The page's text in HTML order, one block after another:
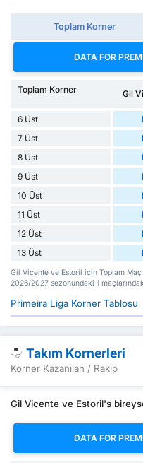
Toplam Korner
DATA FOR
Toplam Korner Gil
6 Üst
7 Üst
8 Üst
9 Üst
10 Üst
11 Üst
12 Üst
13 Üst
Gil Vicente ve Estoril için Toplam Maç
2026/2027 sezonundaki 1
Primeira Liga Korner Tablosu
Takım Kornerleri
Korner Kazanılan / Rakip
Gil Vicente ve Estoril's
DATA FOR